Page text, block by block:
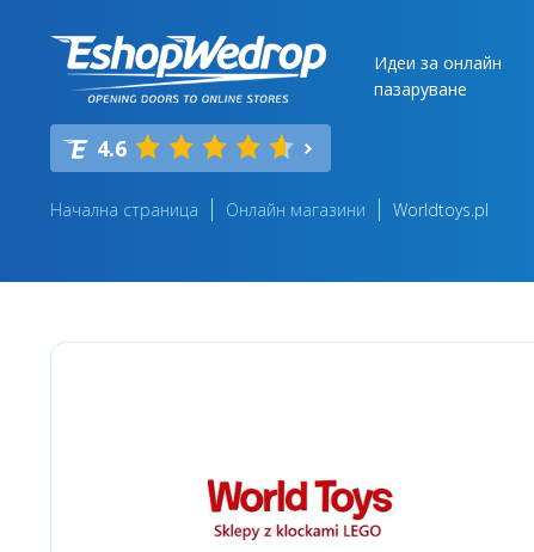
Идеи за онлайн
пазаруване
4.6
Начална страница Онлайн магазини Worldtoys.pl